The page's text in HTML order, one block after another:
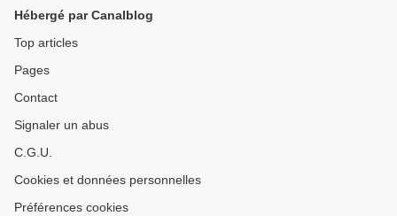
Hébergé par Canalblog
Top articles
Pages
Contact
Signaler un abus
C.G.U.
Cookies et données personnelles
Préférences cookies